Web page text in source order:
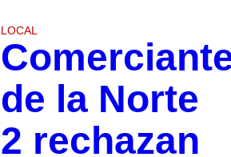
LOCAL
de la Norte
2 rechazan